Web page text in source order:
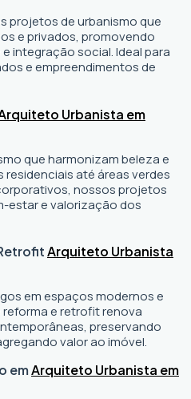
projetos de urbanismo que
e privados, promovendo
integração social. Ideal para
e empreendimentos de
Urbanista em
que harmonizam beleza e
residenciais até áreas verdes
nossos projetos
estar e valorização dos
Arquiteto Urbanista
em espaços modernos e
e retrofit renova
preservando
valor ao imóvel.
emArquiteto Urbanista em